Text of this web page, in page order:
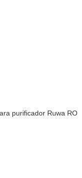
purificador Ruwa RO